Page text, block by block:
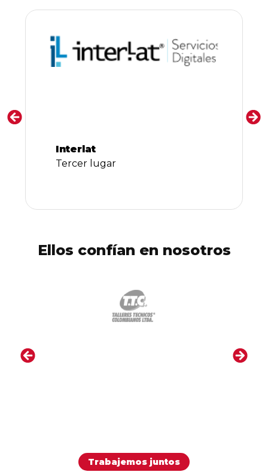
Interlat
Tercer lugar
Ellos confían en nosotros
Trabajemos juntos